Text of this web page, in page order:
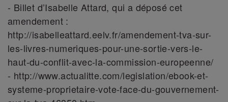
- Billet d’Isabelle Attard, qui a déposé cet
amendement :
http://isabelleattard.eelv.fr/amendement-tva-sur-
les-livres-numeriques-pour-une-sortie-vers-le-
haut-du-conflit-avec-la-commission-europeenne/
- http://www.actualitte.com/legislation/ebook-et-
systeme-proprietaire-vote-face-du-gouvernement-